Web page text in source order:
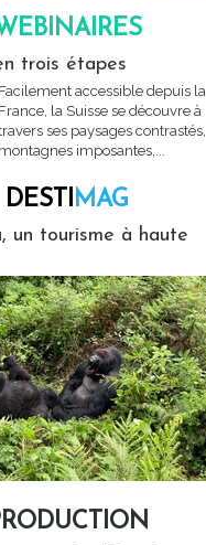
trois étapes
Facilement accessible depuis la
France, la Suisse se découvre à
ses paysages contrastés,
montagnes imposantes,...
DESTIMAG
un tourisme à haute